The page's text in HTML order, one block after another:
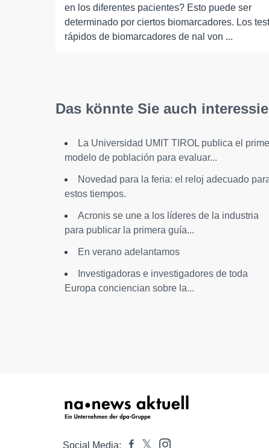
en los diferentes pacientes? Esto puede ser
determinado por ciertos biomarcadores. Los test
rápidos de biomarcadores de nal von ...
Das könnte Sie auch
La Universidad UMIT TIROL publica el
modelo de población para evaluar...
Novedad para la feria: el reloj adecuado
estos tiempos.
Acronis se une a los líderes de la industria
para publicar la primera guía...
En verano adelantamos
Investigadoras e investigadores de toda
Europa conciencian sobre la...
Social Media: